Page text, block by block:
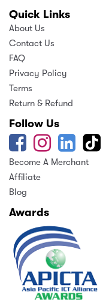
Quick Links
About Us
Contact Us
FAQ
Privacy Policy
Terms
Return & Refund
Follow Us
Become A Merchant
Affiliate
Blog
Awards